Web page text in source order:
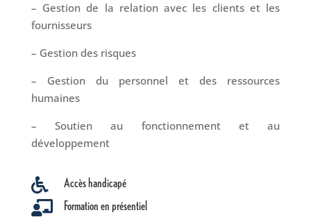
– Gestion de la relation avec les clients et les
fournisseurs
– Gestion des risques
– Gestion du personnel et des ressources
humaines
– Soutien au fonctionnement et au
développement
 Accès handicapé
 Formation en présentiel